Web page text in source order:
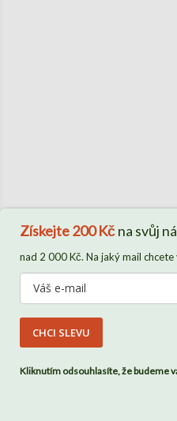
Získejte200 Kčna svůj
nad 2 000 Kč. Na jaký mail
CHCI SLEVU
Kliknutím odsouhlasíte, že budeme